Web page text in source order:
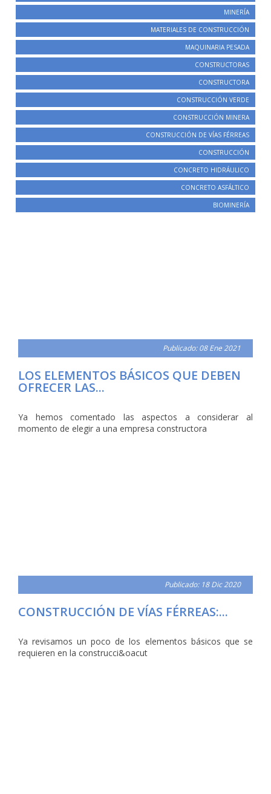
MINERÍA
MATERIALES DE CONSTRUCCIÓN
MAQUINARIA PESADA
CONSTRUCTORAS
CONSTRUCTORA
CONSTRUCCIÓN VERDE
CONSTRUCCIÓN MINERA
CONSTRUCCIÓN DE VÍAS FÉRREAS
CONSTRUCCIÓN
CONCRETO HIDRÁULICO
CONCRETO ASFÁLTICO
BIOMINERÍA
Publicado: 08 Ene 2021
LOS ELEMENTOS BÁSICOS QUE DEBEN
OFRECER LAS...
Ya hemos comentado las aspectos a considerar al
momento de elegir a una empresa constructora
Publicado: 18 Dic 2020
CONSTRUCCIÓN DE VÍAS FÉRREAS:...
Ya revisamos un poco de los elementos básicos que se
requieren en la construcci&oacut